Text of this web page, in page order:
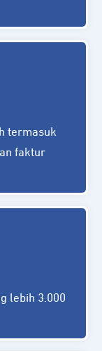
termasuk
faktur
lebih 3.000